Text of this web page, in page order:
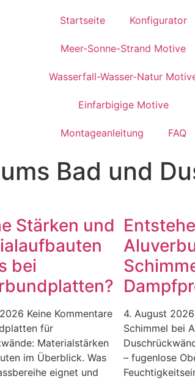
Startseite Konfigurator
Meer-Sonne-Strand Motive
Wasserfall-Wasser-Natur
Einfarbigige Motive
Montageanleitung FAQ
Bad und
Stärken und
bei
Keine Kommentare
für
Materialstärken
im Überblick. Was
eignet und
4. August 2026
Schimmel bei
– fugenlose